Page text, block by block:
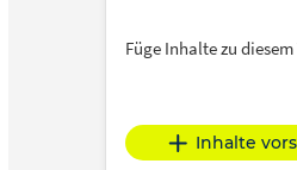
Füge Inhalte zu
Inhalte